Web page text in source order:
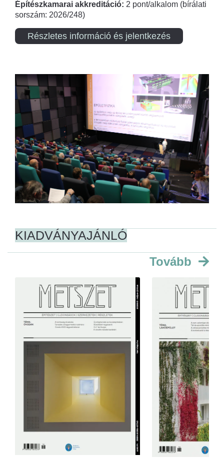
Építészkamarai akkreditáció: 2 pont/alkalom (bírálati
sorszám: 2026/248)
Részletes információ és jelentkezés
KIADVÁNYAJÁNLÓ
Tovább